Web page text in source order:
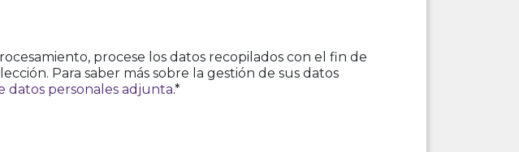
procese los datos recopilados con el fin de
Para saber más sobre la gestión de sus datos
datos personales adjunta.*